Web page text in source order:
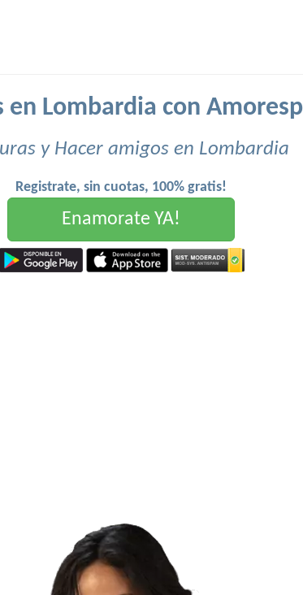
en Lombardia con
y Hacer amigos en Lombardia
Registrate, sin cuotas, 100% gratis!
Enamorate YA!